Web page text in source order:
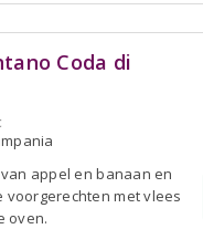
Coda di
appel en banaan en
voorgerechten met vlees
oven.